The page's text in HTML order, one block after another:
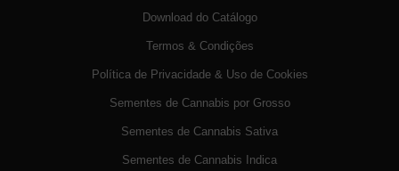
Download do Catálogo
Termos & Condições
Política de Privacidade & Uso de Cookies
Sementes de Cannabis por Grosso
Sementes de Cannabis Sativa
Sementes de Cannabis Indica